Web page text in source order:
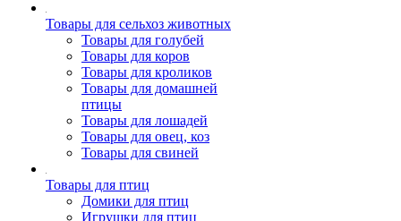
Товары для сельхоз животных
Товары для голубей
Товары для коров
Товары для кроликов
Товары для домашней
птицы
Товары для лошадей
Товары для овец, коз
Товары для свиней
Товары для птиц
Домики для птиц
Игрушки для птиц